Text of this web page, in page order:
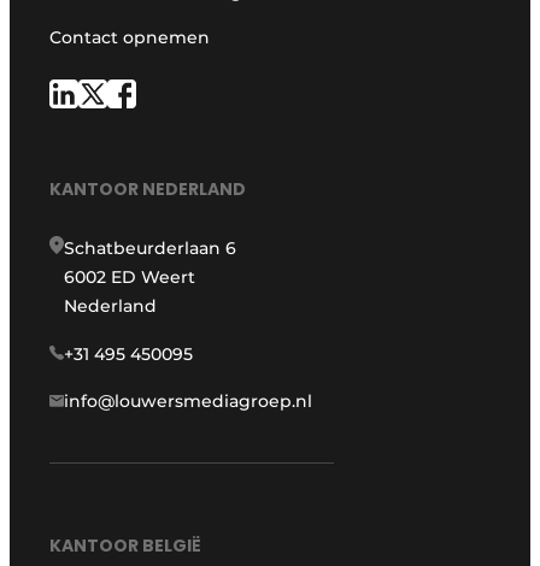
Contact opnemen
KANTOOR NEDERLAND
Schatbeurderlaan 6
6002 ED Weert
Nederland
+31 495 450095
info@louwersmediagroep.nl
KANTOOR BELGIË